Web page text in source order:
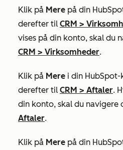
Klik på Mere på din
derefter til CRM >
vises på din konto, skal du
CRM > Virksomheder.
Klik på Mere i din
derefter til CRM > Aftaler.
din konto, skal du navigere
Aftaler.
Klik på Mere på din